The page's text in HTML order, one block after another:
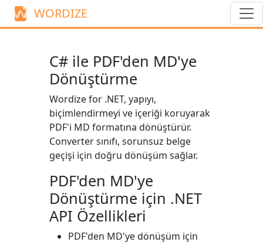
WORDIZE
C# ile PDF'den MD'ye
Dönüştürme
Wordize for .NET, yapıyı,
biçimlendirmeyi ve içeriği koruyarak
PDF'i MD formatına dönüştürür.
Convertersınıfı, sorunsuz belge
geçişi için doğru dönüşüm sağlar.
PDF'den MD'ye
Dönüştürme için .NET
API Özellikleri
PDF'den MD'ye dönüşüm için